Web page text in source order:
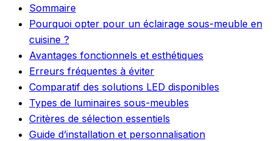
Sommaire
Pourquoi opter pour un éclairage sous-meuble en
cuisine ?
Avantages fonctionnels et esthétiques
Erreurs fréquentes à éviter
Comparatif des solutions LED disponibles
Types de luminaires sous-meubles
Critères de sélection essentiels
Guide d’installation et personnalisation